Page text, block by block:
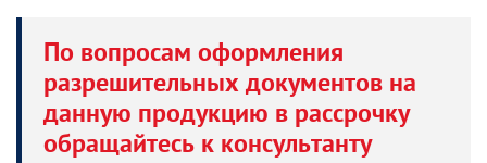
По вопросам оформления
разрешительных документов на
данную продукцию в рассрочку
обращайтесь к консультанту